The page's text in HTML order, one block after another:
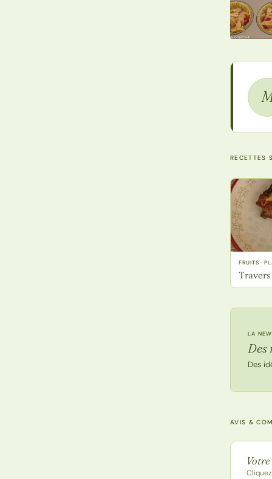
RECETTES
FRUITS ·
LA
Des
Des
AVIS &
Note